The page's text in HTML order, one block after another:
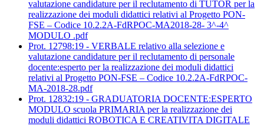
valutazione candidature per il reclutamento di TUTOR per la
realizzazione dei moduli didattici relativi al Progetto PON-
FSE – Codice 10.2.2A-FdRPOC-MA2018-28- 3^-4^
MODULO .pdf
Prot. 12798:19 - VERBALE relativo alla selezione e
valutazione candidature per il reclutamento di personale
docente:esperto per la realizzazione dei moduli didattici
relativi al Progetto PON-FSE – Codice 10.2.2A-FdRPOC-
MA-2018-28.pdf
Prot. 12832:19 - GRADUATORIA DOCENTE:ESPERTO
MODULO scuola PRIMARIA per la realizzazione dei
moduli didattici ROBOTICA E CREATIVITA DIGITALE